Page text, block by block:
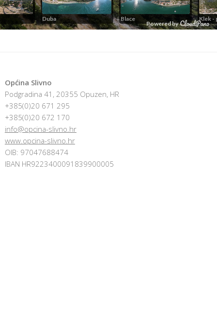
Općina Slivno
Podgradina 41, 20355 Opuzen, HR
+385(0)20 671 295
+385(0)20 672 170
info@opcina-slivno.hr
www.opcina-slivno.hr
OIB: 97047688474
IBAN HR9223400091839900005